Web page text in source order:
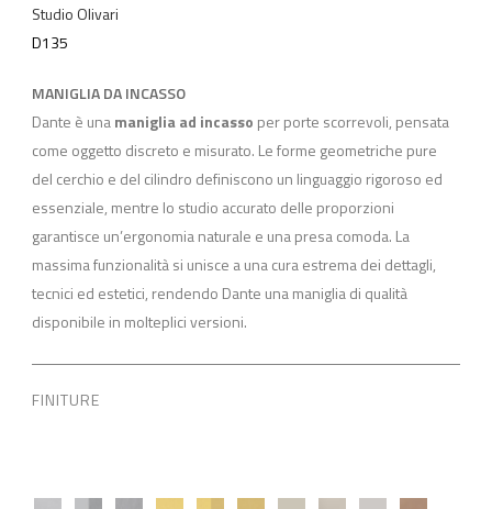
Studio Olivari
D135
MANIGLIA DA INCASSO
Dante è unamaniglia ad incasso per porte scorrevoli, pensata
come oggetto discreto e misurato. Le forme geometriche pure
del cerchio e del cilindro definiscono un linguaggio rigoroso ed
essenziale, mentre lo studio accurato delle proporzioni
garantisce un’ergonomia naturale e una presa comoda. La
massima funzionalità si unisce a una cura estrema dei dettagli,
tecnici ed estetici, rendendo Dante una maniglia di qualità
disponibile in molteplici versioni.
FINITURE